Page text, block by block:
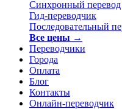
Синхронный перевод
Гид-переводчик
Последовательный
Все цены →
Переводчики
Города
Оплата
Блог
Контакты
Онлайн-переводчик